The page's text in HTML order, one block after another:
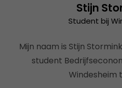
Stijn
Student bij
Mijn naam is Stijn
student
Windesheim